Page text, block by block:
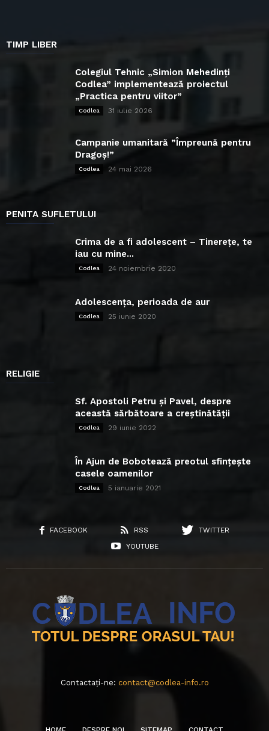
TIMP LIBER
Colegiul Tehnic „Simion Mehedinți
Codlea” implementează proiectul
„Practica pentru viitor”
Codlea 31 iulie 2026
Campanie umanitară ”Împreună pentru
Dragoș!”
Codlea 24 mai 2026
PENITA SUFLETULUI
Crima de a fi adolescent – Tinerețe, te
iau cu mine...
Codlea 24 noiembrie 2020
Adolescența, perioada de aur
Codlea 25 iunie 2020
RELIGIE
Sf. Apostoli Petru și Pavel, despre
această sărbătoare a creștinătății
Codlea 29 iunie 2022
În Ajun de Bobotează preotul sfințește
casele oamenilor
Codlea 5 ianuarie 2021
FACEBOOK RSS
TWITTER
YOUTUBE
Contactați-ne: contact@codlea-info.ro